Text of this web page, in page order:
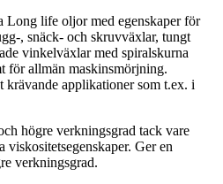
Long life oljor med egenskaper för
, snäck- och skruvväxlar, tungt
vinkelväxlar med spiralskurna
för allmän maskinsmörjning.
applikationer som t.ex. i
högre verkningsgrad tack vare
Ger en
verkningsgrad.